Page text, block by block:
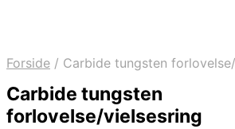
Forside / Carbide tungsten
Carbide tungsten
forlovelse/vielsesring